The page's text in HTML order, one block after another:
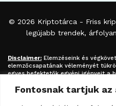
Fontosnak tartjuk az
© 2026 Kriptotárca - Friss
legújabb trendek,
Disclaimer: Elemzéseink és
elemzőcsapatának véleményét
egyes befektetők egyéni igényeit a
befektetési tanácsadásnak,
kriptovaluta / token / ICO / cloud
eladására vonatkozó felhívásnak